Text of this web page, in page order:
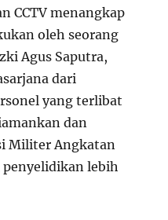
CCTV menangkap
oleh seorang
Agus Saputra,
dari
yang terlibat
dan
Militer Angkatan
penyelidikan lebih